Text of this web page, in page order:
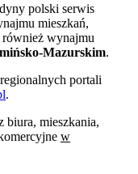
polski serwis
mieszkań,
wynajmu
Mazurskim.
portali
.
biura, mieszkania,
w